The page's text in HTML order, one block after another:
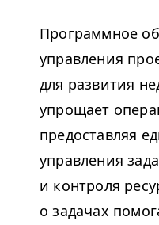
Программное
управления
для развития
упрощает
предоставляя
управления
и контроля
о задачах